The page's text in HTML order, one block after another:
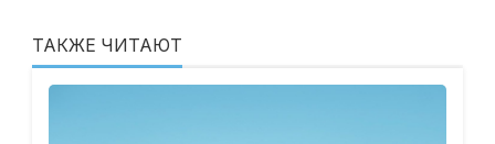
ТАКЖЕ ЧИТАЮТ